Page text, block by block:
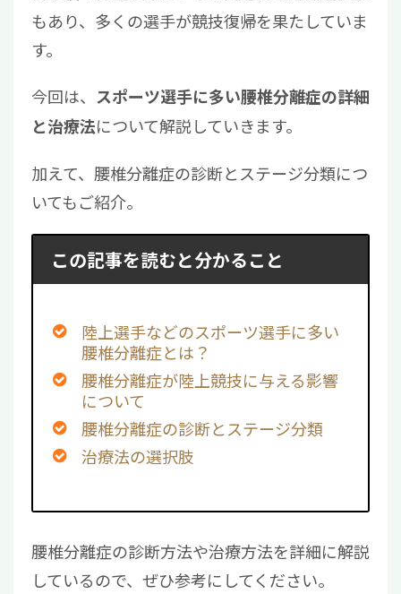
もあり、多くの選手が競技復帰を果たしていま
す。
今回は、 スポーツ選手に多い腰椎分離症の詳細
と治療法について解説していきます。
加えて、腰椎分離症の診断とステージ分類につ
いてもご紹介。
この記事を読むと分かること
陸上選手などのスポーツ選手に多い
腰椎分離症とは？
腰椎分離症が陸上競技に与える影響
について
腰椎分離症の診断とステージ分類
治療法の選択肢
腰椎分離症の診断方法や治療方法を詳細に解説
しているので、ぜひ参考にしてください。